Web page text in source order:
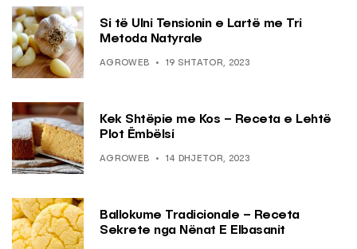
Si të Ulni Tensionin e Lartë me Tri
Metoda Natyrale
AGROWEB 19 SHTATOR, 2023
Kek Shtëpie me Kos – Receta e Lehtë
Plot Ëmbëlsi
AGROWEB 14 DHJETOR, 2023
Ballokume Tradicionale – Receta
Sekrete nga Nënat E Elbasanit